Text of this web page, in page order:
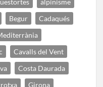
Begur
Cadaqués
Cavalls del Vent
Costa Daurada
Girona